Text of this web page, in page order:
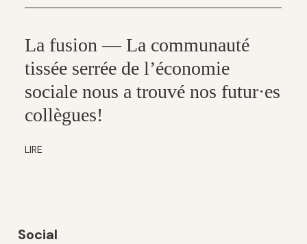
La fusion — La communauté
tissée serrée de l’économie
sociale nous a trouvé nos futur·es
collègues!
LIRE
Social